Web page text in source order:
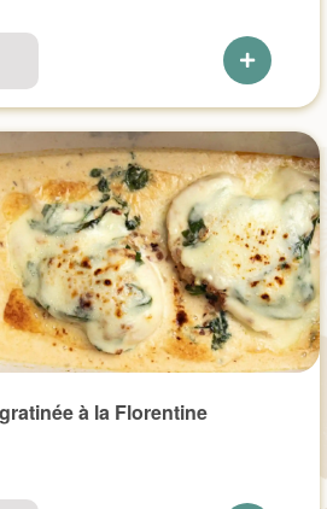
à la Florentine